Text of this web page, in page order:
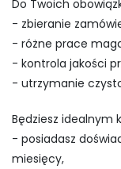
Do Twoich
- zbieranie
- różne prace
- kontrola jakości
- utrzymanie
Będziesz idealnym
- posiadasz
miesięcy,